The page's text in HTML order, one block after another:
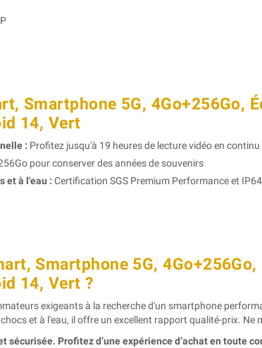
Smartphone 5G, 4Go+256Go,
14, Vert
: Profitez jusqu'à 19 heures de lecture vidéo en continu
pour conserver des années de souvenirs
et à l'eau : Certification SGS Premium Performance et IP64
Smartphone 5G,
14, Vert ?
exigeants à la recherche d'un smartphone
et à l'eau, il offre un excellent rapport qualité-prix.
Profitez d’une expérience d’achat en toute